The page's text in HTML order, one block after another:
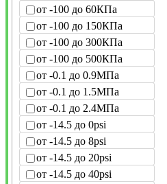
от -100 до 60КПа
от -100 до 150КПа
от -100 до 300КПа
от -100 до 500КПа
от -0.1 до 0.9МПа
от -0.1 до 1.5МПа
от -0.1 до 2.4МПа
от -14.5 до 0psi
от -14.5 до 8psi
от -14.5 до 20psi
от -14.5 до 40psi